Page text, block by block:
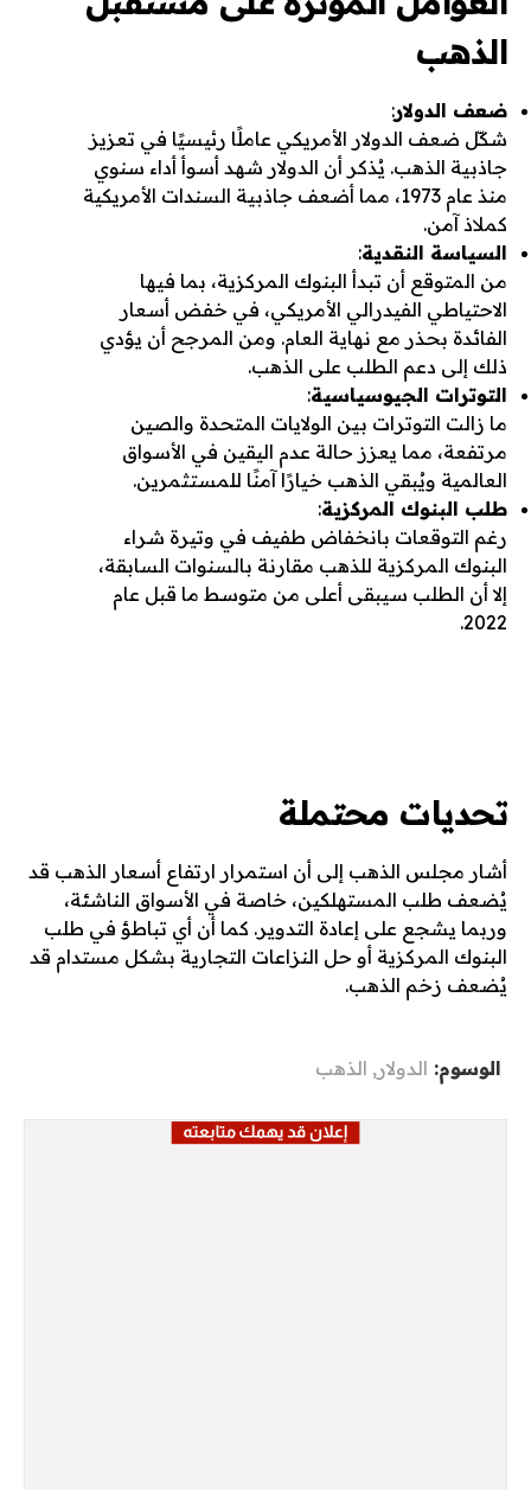
الذهب
ضعف الدولار:
شكّل ضعف الدولار الأمريكي عاملًا رئيسيًا في تعزيز
جاذبية الذهب. يُذكر أن الدولار شهد أسوأ أداء سنوي
منذ عام 1973، مما أضعف جاذبية السندات الأمريكية
كملاذ آمن.
السياسة النقدية:
من المتوقع أن تبدأ البنوك المركزية، بما فيها
الاحتياطي الفيدرالي الأمريكي، في خفض أسعار
الفائدة بحذر مع نهاية العام. ومن المرجح أن يؤدي
ذلك إلى دعم الطلب على الذهب.
التوترات الجيوسياسية:
ما زالت التوترات بين الولايات المتحدة والصين
مرتفعة، مما يعزز حالة عدم اليقين في الأسواق
العالمية ويُبقي الذهب خيارًا آمنًا للمستثمرين.
طلب البنوك المركزية:
رغم التوقعات بانخفاض طفيف في وتيرة شراء
البنوك المركزية للذهب مقارنة بالسنوات السابقة،
إلا أن الطلب سيبقى أعلى من متوسط ما قبل عام
2022.
تحديات محتملة
أشار مجلس الذهب إلى أن استمرار ارتفاع أسعار الذهب قد
يُضعف طلب المستهلكين، خاصة في الأسواق الناشئة،
وربما يشجع على إعادة التدوير. كما أن أي تباطؤ في طلب
البنوك المركزية أو حل النزاعات التجارية بشكل مستدام قد
يُضعف زخم الذهب.
الوسوم: الدولار , الذهب